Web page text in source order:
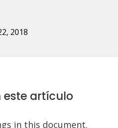
2018
este artículo
in this document.